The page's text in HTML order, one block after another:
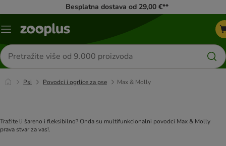
Besplatna dostava od 29,00 €**
Izbornik
Traži
proizvode
Psi Povodci i ogrlice za pse Max & Molly
Tražite li šareno i fleksibilno? Onda su multifunkcionalni povodci Max & Molly
prava stvar za vas!.